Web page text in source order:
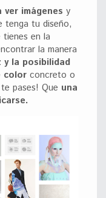
imágenes y
tenga tu diseño,
en la
la manera
y la posibilidad
color concreto o
pases! Que una